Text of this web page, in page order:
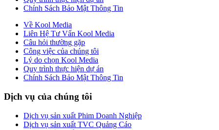
Chính Sách Bảo Mật Thông Tin
Về Kool Media
Liên Hệ Tư Vấn Kool Media
Câu hỏi thường gặp
Công việc của chúng tôi
Lý do chọn Kool Media
Quy trình thực hiện dự án
Chính Sách Bảo Mật Thông Tin
Dịch vụ của chúng tôi
Dịch vụ sản xuất Phim Doanh Nghiệp
Dịch vụ sản xuất TVC Quảng Cáo